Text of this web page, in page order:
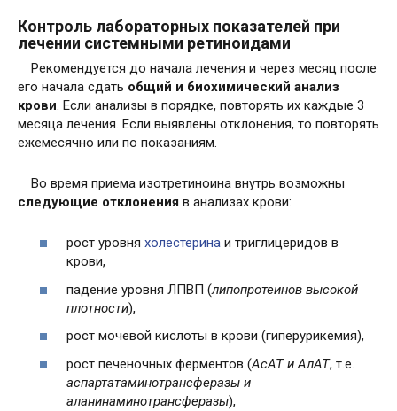
Контроль лабораторных показателей при
лечении системными ретиноидами
Рекомендуется до начала лечения и через месяц после
его начала сдать общий и биохимический анализ
крови . Если анализы в порядке, повторять их каждые 3
месяца лечения. Если выявлены отклонения, то повторять
ежемесячно или по показаниям.
Во время приема изотретиноина внутрь возможны
следующие отклонения в анализах крови:
рост уровня холестерина и триглицеридов в
крови,
падение уровня ЛПВП (липопротеинов высокой
плотности),
рост мочевой кислоты в крови (гиперурикемия),
рост печеночных ферментов (АсАТ и АлАТ, т.е.
аспартатаминотрансферазы и
аланинаминотрансферазы),